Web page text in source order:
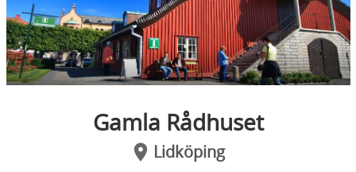
Gamla Rådhuset
Lidköping